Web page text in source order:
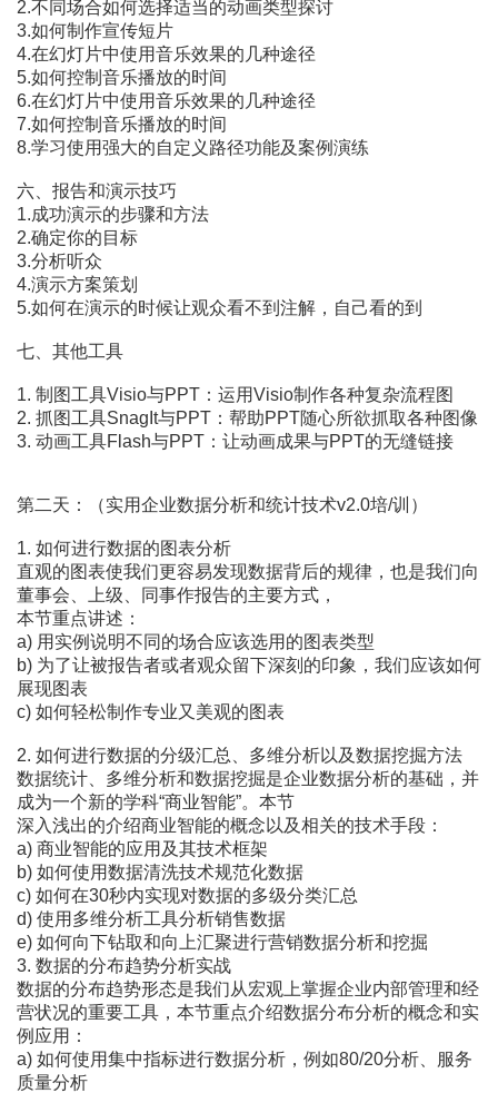
2.不同场合如何选择适当的动画类型探讨
3.如何制作宣传短片
4.在幻灯片中使用音乐效果的几种途径
5.如何控制音乐播放的时间
6.在幻灯片中使用音乐效果的几种途径
7.如何控制音乐播放的时间
8.学习使用强大的自定义路径功能及案例演练
六、报告和演示技巧
1.成功演示的步骤和方法
2.确定你的目标
3.分析听众
4.演示方案策划
5.如何在演示的时候让观众看不到注解，自己看的到
七、其他工具
1. 制图工具Visio与PPT：运用Visio制作各种复杂流程图
2. 抓图工具SnagIt与PPT：帮助PPT随心所欲抓取各种图像
3. 动画工具Flash与PPT：让动画成果与PPT的无缝链接
第二天：（实用企业数据分析和统计技术v2.0培/训）
1. 如何进行数据的图表分析
直观的图表使我们更容易发现数据背后的规律，也是我们向
董事会、上级、同事作报告的主要方式，
本节重点讲述：
a) 用实例说明不同的场合应该选用的图表类型
b) 为了让被报告者或者观众留下深刻的印象，我们应该如何
展现图表
c) 如何轻松制作专业又美观的图表
2. 如何进行数据的分级汇总、多维分析以及数据挖掘方法
数据统计、多维分析和数据挖掘是企业数据分析的基础，并
成为一个新的学科“商业智能”。本节
深入浅出的介绍商业智能的概念以及相关的技术手段：
a) 商业智能的应用及其技术框架
b) 如何使用数据清洗技术规范化数据
c) 如何在30秒内实现对数据的多级分类汇总
d) 使用多维分析工具分析销售数据
e) 如何向下钻取和向上汇聚进行营销数据分析和挖掘
3. 数据的分布趋势分析实战
数据的分布趋势形态是我们从宏观上掌握企业内部管理和经
营状况的重要工具，本节重点介绍数据分布分析的概念和实
例应用：
a) 如何使用集中指标进行数据分析，例如80/20分析、服务
质量分析